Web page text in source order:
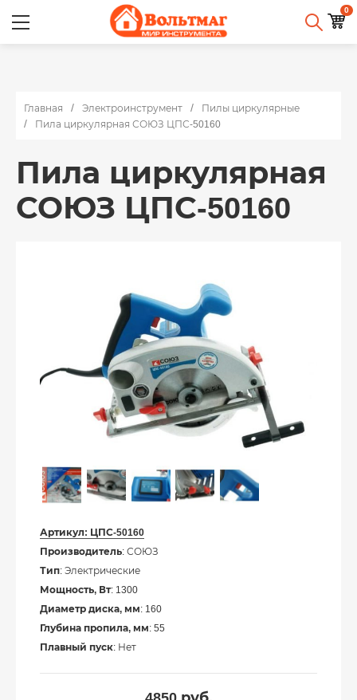
0
Главная Электроинструмент
Пилы циркулярные
Пила циркулярная СОЮЗ ЦПС-50160
Пила циркулярная
СОЮЗ ЦПС-50160
Артикул: ЦПС-50160
Производитель: СОЮЗ
Тип: Электрические
Мощность, Вт: 1300
Диаметр диска, мм: 160
Глубина пропила, мм: 55
Плавный пуск: Нет